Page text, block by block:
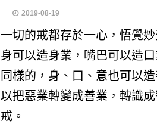
2019-08-19
一切的戒都存於一心，悟覺
身可以造身業，嘴巴可以造
同樣的，身、口、意也可以
以把惡業轉變成善業，轉識
戒。